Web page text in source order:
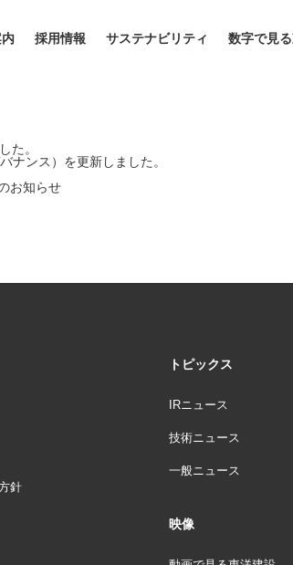
採用情報 サステナビリティ 数字で見
た。
ナンス）を更新しました。
お知らせ
針
トピックス
IRニュース
技術ニュース
一般ニュース
映像